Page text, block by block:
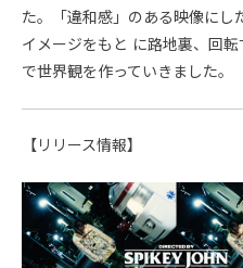
た。「違和感」のある映像にし
イメージをもと に路地裏、回
で世界観を作っていきました。
【リリース情報】